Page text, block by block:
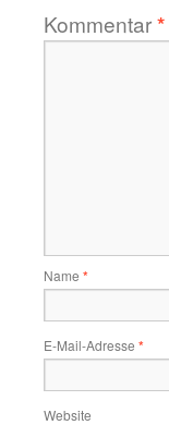
Kommentar*
Name *
E-Mail-Adresse *
Website